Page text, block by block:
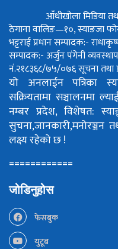
आँधीखोला मिडिया
ठेगाना वालिङ—१०, स्याङजा
भट्टराईप्रधान सम्पादक:-
सम्पादक:- अर्जुन पंगेनी
नं.२१८३६८/७५/०७६सूचना तथा
यो अनलाईन पत्रिका
सक्रियतामा सञ्चालनमा
नम्बर प्रदेश, विशेषत:
सुचना,जानकारी,मनोरञ्जन
लक्ष्य रहेको छ !
============
जोडिनुहोस
फेसबुक
युटूब